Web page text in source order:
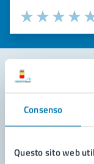
Consenso
Questo sito web
Valuta la chiarezza
Seleziona il
Valuta 3
Valuta 2
Valuta 1 stelle su
Leggi le
Richiedi